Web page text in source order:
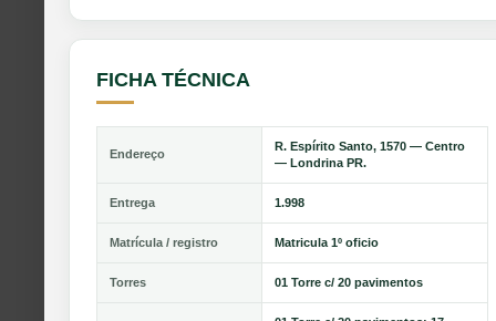
FICHA TÉCNICA
Endereço
R. Espírito Santo, 1570 — Centro
— Londrina PR.
Entrega 1.998
Matrícula / registro Matricula 1º oficio
Torres 01 Torre c/ 20 pavimentos